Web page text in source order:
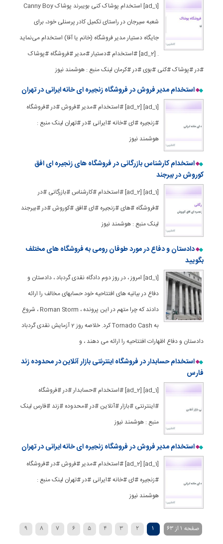
[ad_1] استخدام پوشاک کنی بویبرند پوشاک Canny Boy
شعبه سیرجان در راستای تکمیل کادر پرسنلی خود، برای
جایگاه دستیار مدیر فروشگاه (خانم یا آقا) استخدام می‌نماید
. [ad_2] #استخدام #دستیار #مدیر #فروشگاه #پوشاک
#در #پوشاک #کنی #بوی #در #کرمان لینک منبع : هوشمند نیوز
استخدام مدیر فروش در فروشگاه زنجیره ای خانه ایرانی در تهران
[ad_1] [ad_2] #استخدام #مدیر #فروش #در #فروشگاه
#زنجیره #ای #خانه #ایرانی #در #تهران لینک منبع :
هوشمند نیوز
استخدام کارشناس بازرگانی در فروشگاه های زنجیره ای افق
کوروش در بیرجند
[ad_1] [ad_2] #استخدام #کارشناس #بازرگانی #در
#فروشگاه #های #زنجیره #ای #افق #کوروش #در #بیرجند
لینک منبع : هوشمند نیوز
دادستان و دفاع در مورد طوفان رومی به فروشگاه های مختلف
بگویید
[ad_1] امروز ، در روز دوم دادگاه نقدی گردباد ، دادستان و
دفاع در بیانیه های افتتاحیه خود حسابهای مخالف را ارائه
دادند که چرا متهم در این پرونده ، Roman Storm ، شروع
به Tornado Cash کرد. خلاصه روز 2 آزمایش نقدی گردباد
دادستان و دفاع اظهارات افتتاحیه را ارائه می دهند ، و
استخدام حسابدار در فروشگاه اینترنتی بازار آنلاین در محدوده زند
فارس
[ad_1] [ad_2] #استخدام #حسابدار #در #فروشگاه
#اینترنتی #بازار #آنلاین #در #محدوده #زند #فارس لینک
منبع : هوشمند نیوز
استخدام مدیر فروش در فروشگاه زنجیره ای خانه ایرانی در تهران
[ad_1] [ad_2] #استخدام #مدیر #فروش #در #فروشگاه
#زنجیره #ای #خانه #ایرانی #در #تهران لینک منبع :
هوشمند نیوز
صفحه 1 از 63 1
2
3
4
5
6
7
8
9